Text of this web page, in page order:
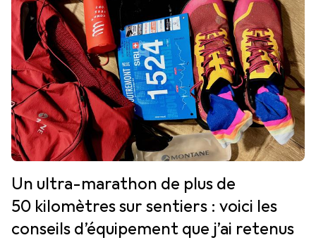
Un ultra-marathon de plus de
50 kilomètres sur sentiers : voici les
conseils d’équipement que j’ai retenus